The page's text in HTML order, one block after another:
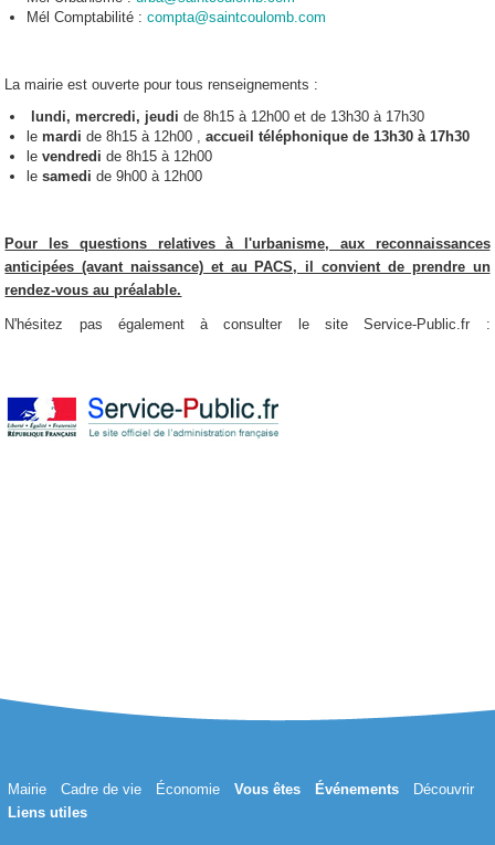
Mél Comptabilité :compta@saintcoulomb.com
La mairie est ouverte pour tous renseignements :
lundi, mercredi, jeudide 8h15 à 12h00 et de 13h30 à 17h30
lemardide 8h15 à 12h00 ,accueil téléphonique de 13h30 à 17h30
levendredide 8h15 à 12h00
lesamedide 9h00 à 12h00
Pour les questions relatives à l'urbanisme, aux reconnaissances
anticipées(avant naissance) et au PACS, il convient de prendre un
rendez-vous au préalable.
N'hésitez pas également à consulter le site Service-Public.fr :
Mairie Cadre de vie Économie Vous êtes Événements
Découvrir
Liens utiles